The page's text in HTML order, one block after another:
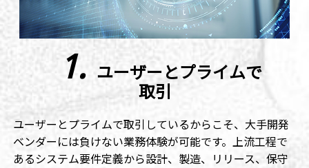
1. ユーザーとプライムで
取引
ユーザーとプライムで取引しているからこそ、大手開発
ベンダーには負けない業務体験が可能です。上流工程で
あるシステム要件定義から設計、製造、リリース、保守